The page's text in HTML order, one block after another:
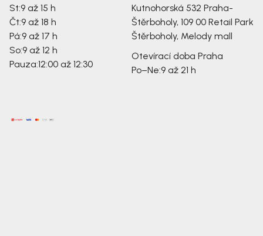
St:9 až 15 h
Čt:9 až 18 h
Pá:9 až 17 h
So:9 až 12 h
Pauza:12:00 až 12:30
Kutnohorská 532 Praha-
Štěrboholy, 109 00 Retail Park
Štěrboholy, Melody mall
Otevírací doba Praha
Po–Ne:9 až 21 h